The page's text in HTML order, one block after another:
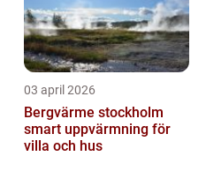
03 april 2026
Bergvärme stockholm
smart uppvärmning för
villa och hus